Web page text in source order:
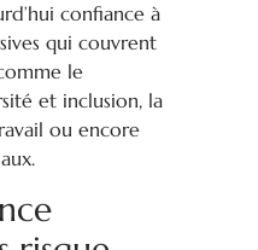
confiance à
qui couvrent
le
et inclusion, la
ou encore